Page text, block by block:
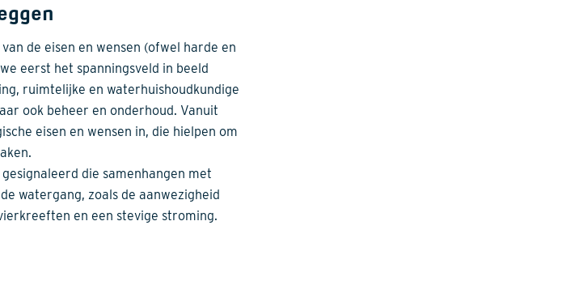
de eisen en wensen (ofwel harde en
eerst het spanningsveld in beeld
ruimtelijke en waterhuishoudkundige
ook beheer en onderhoud. Vanuit
eisen en wensen in, die hielpen om
die samenhangen met
watergang, zoals de aanwezigheid
en een stevige stroming.